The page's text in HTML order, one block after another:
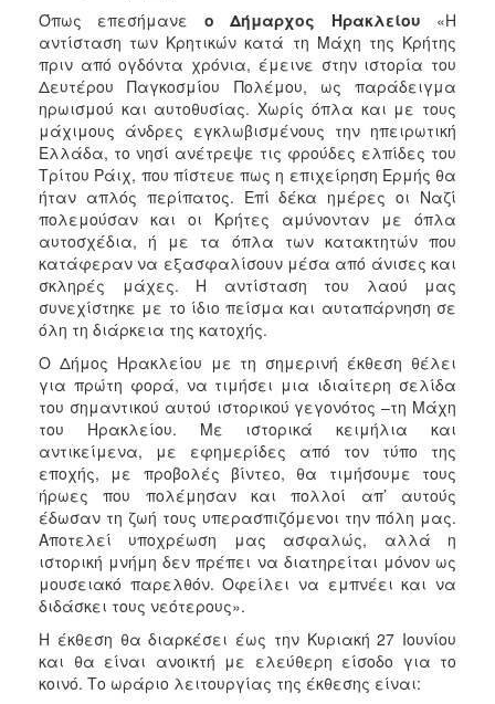
Όπως επεσήμανε ο Δήμαρχος Ηρακλείου «Η
αντίσταση των Κρητικών κατά τη Μάχη της Κρήτης
πριν από ογδόντα χρόνια, έμεινε στην ιστορία του
Δευτέρου Παγκοσμίου Πολέμου, ως παράδειγμα
ηρωισμού και αυτοθυσίας. Χωρίς όπλα και με τους
μάχιμους άνδρες εγκλωβισμένους την ηπειρωτική
Ελλάδα, το νησί ανέτρεψε τις φρούδες ελπίδες του
Τρίτου Ράιχ, που πίστευε πως η επιχείρηση Ερμής θα
ήταν απλός περίπατος. Επί δέκα ημέρες οι Ναζί
πολεμούσαν και οι Κρήτες αμύνονταν με όπλα
αυτοσχέδια, ή με τα όπλα των κατακτητών που
κατάφεραν να εξασφαλίσουν μέσα από άνισες και
σκληρές μάχες. Η αντίσταση του λαού μας
συνεχίστηκε με το ίδιο πείσμα και αυταπάρνηση σε
όλη τη διάρκεια της κατοχής.
Ο Δήμος Ηρακλείου με τη σημερινή έκθεση θέλει
για πρώτη φορά, να τιμήσει μια ιδιαίτερη σελίδα
του σημαντικού αυτού ιστορικού γεγονότος –τη Μάχη
του Ηρακλείου. Με ιστορικά κειμήλια και
αντικείμενα, με εφημερίδες από τον τύπο της
εποχής, με προβολές βίντεο, θα τιμήσουμε τους
ήρωες που πολέμησαν και πολλοί απ’ αυτούς
έδωσαν τη ζωή τους υπερασπιζόμενοι την πόλη μας.
Αποτελεί υποχρέωση μας ασφαλώς, αλλά η
ιστορική μνήμη δεν πρέπει να διατηρείται μόνον ως
μουσειακό παρελθόν. Οφείλει να εμπνέει και να
διδάσκει τους νεότερους».
Η έκθεση θα διαρκέσει έως την Κυριακή 27 Ιουνίου
και θα είναι ανοικτή με ελεύθερη είσοδο για το
κοινό. Το ωράριο λειτουργίας της έκθεσης είναι: